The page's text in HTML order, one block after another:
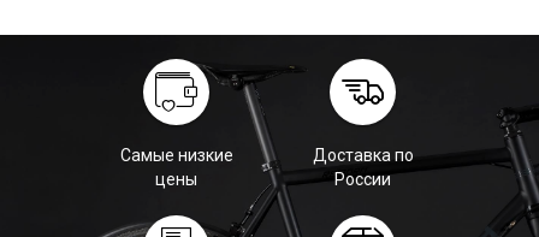
Самые низкие
цены
Доставка по
России